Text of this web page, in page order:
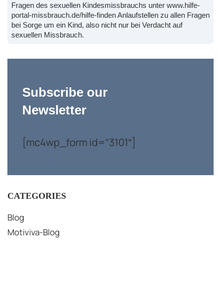
Fragen des sexuellen Kindesmissbrauchs unter www.hilfe-
portal-missbrauch.de/hilfe-findenAnlaufstellen zu allen Fragen
bei Sorge um ein Kind, also nicht nur bei Verdacht auf
sexuellen Missbrauch.
Subscribe our
Newsletter
[mc4wp_form id=“3101″]
CATEGORIES
Blog
Motiviva-Blog